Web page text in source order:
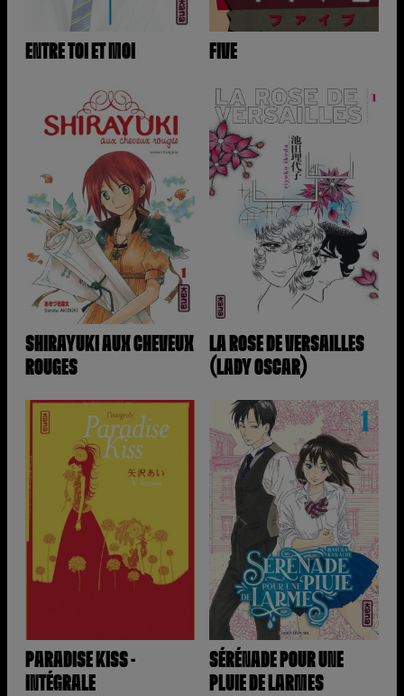
ENTRE TOI ET MOI FIVE
SHIRAYUKI AUX CHEVEUX
ROUGES
LA ROSE DE VERSAILLES
(LADY OSCAR)
PARADISE KISS -
INTÉGRALE
SÉRÉNADE POUR UNE
PLUIE DE LARMES